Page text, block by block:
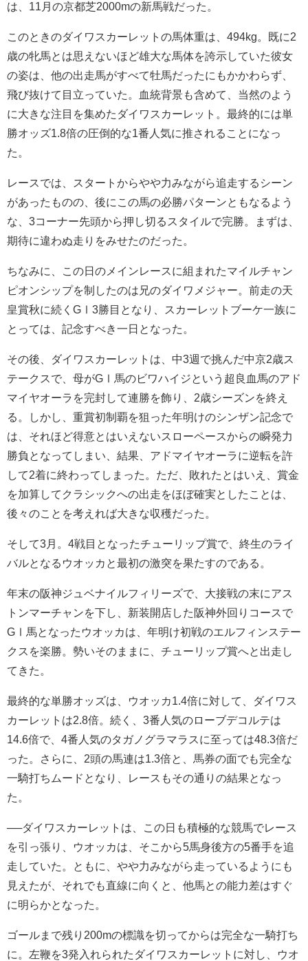
は、11月の京都芝2000mの新馬戦だった。
このときのダイワスカーレットの馬体重は、494kg。既に2
歳の牝馬とは思えないほど雄大な馬体を誇示していた彼女
の姿は、他の出走馬がすべて牡馬だったにもかかわらず、
飛び抜けて目立っていた。血統背景も含めて、当然のよう
に大きな注目を集めたダイワスカーレット。最終的には単
勝オッズ1.8倍の圧倒的な1番人気に推されることになっ
た。
レースでは、スタートからやや力みながら追走するシーン
があったものの、後にこの馬の必勝パターンともなるよう
な、3コーナー先頭から押し切るスタイルで完勝。まずは、
期待に違わぬ走りをみせたのだった。
ちなみに、この日のメインレースに組まれたマイルチャン
ピオンシップを制したのは兄のダイワメジャー。前走の天
皇賞秋に続くGⅠ3勝目となり、スカーレットブーケ一族に
とっては、記念すべき一日となった。
その後、ダイワスカーレットは、中3週で挑んだ中京2歳ス
テークスで、母がGⅠ馬のビワハイジという超良血馬のアド
マイヤオーラを完封して連勝を飾り、2歳シーズンを終え
る。しかし、重賞初制覇を狙った年明けのシンザン記念で
は、それほど得意とはいえないスローペースからの瞬発力
勝負となってしまい、結果、アドマイヤオーラに逆転を許
して2着に終わってしまった。ただ、敗れたとはいえ、賞金
を加算してクラシックへの出走をほぼ確実としたことは、
後々のことを考えれば大きな収穫だった。
そして3月。4戦目となったチューリップ賞で、終生のライ
バルとなるウオッカと最初の激突を果たすのである。
年末の阪神ジュベナイルフィリーズで、大接戦の末にアス
トンマーチャンを下し、新装開店した阪神外回りコースで
GⅠ馬となったウオッカは、年明け初戦のエルフィンステー
クスを楽勝。勢いそのままに、チューリップ賞へと出走し
てきた。
最終的な単勝オッズは、ウオッカ1.4倍に対して、ダイワス
カーレットは2.8倍。続く、3番人気のローブデコルテは
14.6倍で、4番人気のタガノグラマラスに至っては48.3倍だ
った。さらに、2頭の馬連は1.3倍と、馬券の面でも完全な
一騎打ちムードとなり、レースもその通りの結果となっ
た。
──ダイワスカーレットは、この日も積極的な競馬でレース
を引っ張り、ウオッカは、そこから5馬身後方の5番手を追
走していた。ともに、やや力みながら走っているようにも
見えたが、それでも直線に向くと、他馬との能力差はすぐ
に明らかとなった。
ゴールまで残り200mの標識を切ってからは完全な一騎打ち
に。左鞭を3発入れられたダイワスカーレットに対し、ウオ